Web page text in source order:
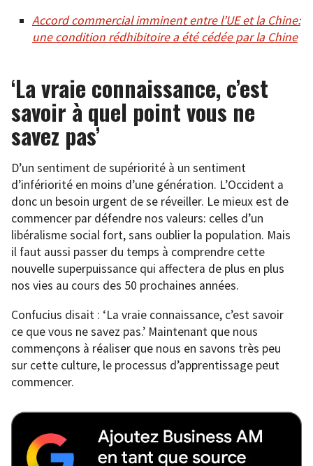
Accord commercial imminent entre l’UE et la Chine:
une condition rédhibitoire a été cédée par la Chine
‘La vraie connaissance, c’est
savoir à quel point vous ne
savez pas’
D’un sentiment de supériorité à un sentiment
d’infériorité en moins d’une génération. L’Occident a
donc un besoin urgent de se réveiller. Le mieux est de
commencer par défendre nos valeurs: celles d’un
libéralisme social fort, sans oublier la population. Mais
il faut aussi passer du temps à comprendre cette
nouvelle superpuissance qui affectera de plus en plus
nos vies au cours des 50 prochaines années.
Confucius disait : ‘La vraie connaissance, c’est savoir
ce que vous ne savez pas.’ Maintenant que nous
commençons à réaliser que nous en savons très peu
sur cette culture, le processus d’apprentissage peut
commencer.